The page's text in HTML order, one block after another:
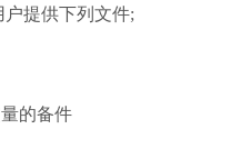
户提供下列文件;
的备件